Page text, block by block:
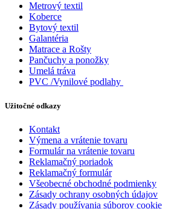
Metrový textil
Koberce
Bytový textil
Galantéria
Matrace a Rošty
Pančuchy a ponožky
Umelá tráva
PVC /Vynilové podlahy
Užitočné odkazy
Kontakt
Výmena a vrátenie tovaru
Formulár na vrátenie tovaru
Reklamačný poriadok
Reklamačný formulár
Všeobecné obchodné podmienky
Zásady ochrany osobných údajov
Zásady používania súborov cookie